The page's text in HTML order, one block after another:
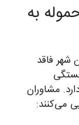
به
شهر فاقد
مشاوران
می‌کنند: